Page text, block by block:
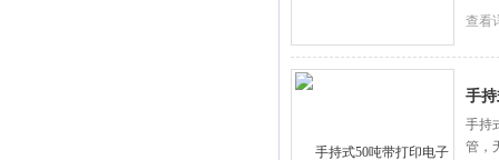
查看
手
手持
管，